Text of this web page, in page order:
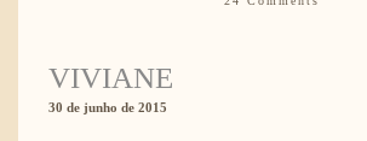
VIVIANE
30 de junho de 2015